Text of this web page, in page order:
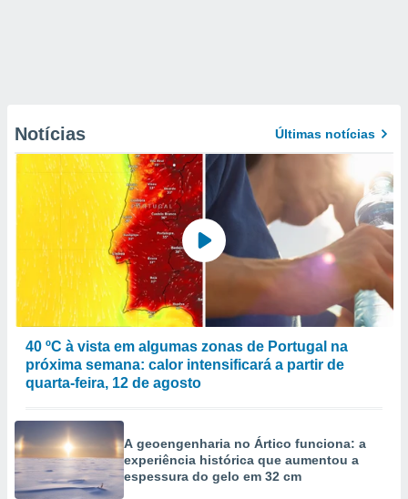
Notícias Últimas notícias
40 ºC à vista em algumas zonas de Portugal na
próxima semana: calor intensificará a partir de
quarta-feira, 12 de agosto
A geoengenharia no Ártico funciona: a
experiência histórica que aumentou a
espessura do gelo em 32 cm